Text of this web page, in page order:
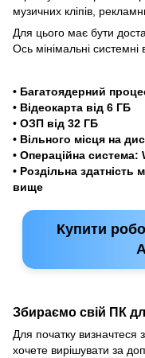
музичних кліпів,
Для цього має бути
Ось мінімальні
• Багатоядерний
• Відеокарта від 6 ГБ
• ОЗП від 32 ГБ
• Вільного місця на
• Операційна
• Роздільна здатність
вище
Купити
Збираємо свій ПК
Для початку визначтеся
хочете вирішувати за